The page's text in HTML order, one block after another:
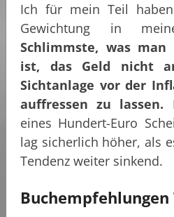
Ich für mein Teil
Gewichtung in
Schlimmste, was
ist, das Geld nicht
Sichtanlage vor der
auffressen zu lassen.
eines Hundert-Euro
lag sicherlich höher, als
Tendenz weiter sinkend.
Buchempfehlungen